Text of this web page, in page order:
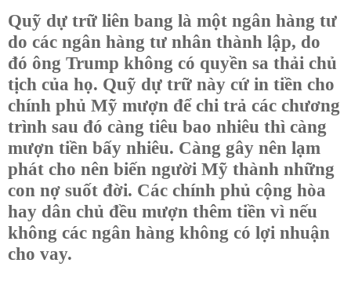
Quỹ dự trữ liên bang là một ngân hàng tư
do các ngân hàng tư nhân thành lập, do
đó ông Trump không có quyền sa thải chủ
tịch của họ. Quỹ dự trữ này cứ in tiền cho
chính phủ Mỹ mượn để chi trả các chương
trình sau đó càng tiêu bao nhiêu thì càng
mượn tiền bấy nhiêu. Càng gây nên lạm
phát cho nên biến người Mỹ thành những
con nợ suốt đời. Các chính phủ cộng hòa
hay dân chủ đều mượn thêm tiền vì nếu
không các ngân hàng không có lợi nhuận
cho vay.